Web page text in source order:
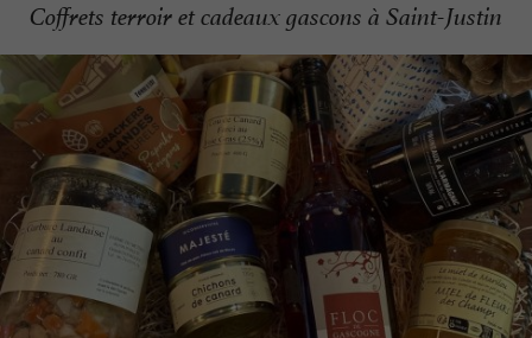
Coffrets terroir et cadeaux gascons à Saint-Justin